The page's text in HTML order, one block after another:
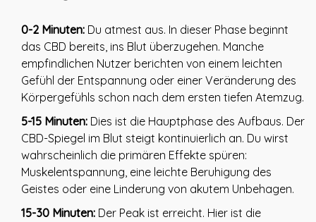
0-2 Minuten: Du atmest aus. In dieser Phase beginnt
das CBD bereits, ins Blut überzugehen. Manche
empfindlichen Nutzer berichten von einem leichten
Gefühl der Entspannung oder einer Veränderung des
Körpergefühls schon nach dem ersten tiefen Atemzug.
5-15 Minuten: Dies ist die Hauptphase des Aufbaus. Der
CBD-Spiegel im Blut steigt kontinuierlich an. Du wirst
wahrscheinlich die primären Effekte spüren:
Muskelentspannung, eine leichte Beruhigung des
Geistes oder eine Linderung von akutem Unbehagen.
15-30 Minuten: Der Peak ist erreicht. Hier ist die